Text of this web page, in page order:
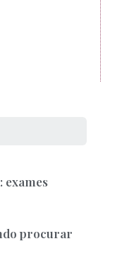
exames
procurar